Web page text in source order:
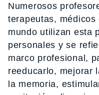
Numerosos
terapeutas,
mundo utilizan esta
personales y se
marco profesional,
reeducarlo, mejorar
la memoria,